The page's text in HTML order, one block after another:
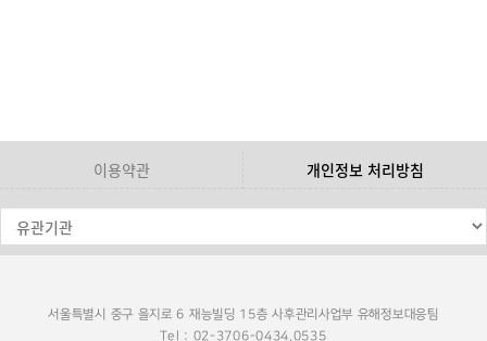
이용약관 개인정보 처리방침
서울특별시 중구 을지로 6 재능빌딩 15층 사후관리사업부 유해정보대응팀
Tel : 02-3706-0434,0535